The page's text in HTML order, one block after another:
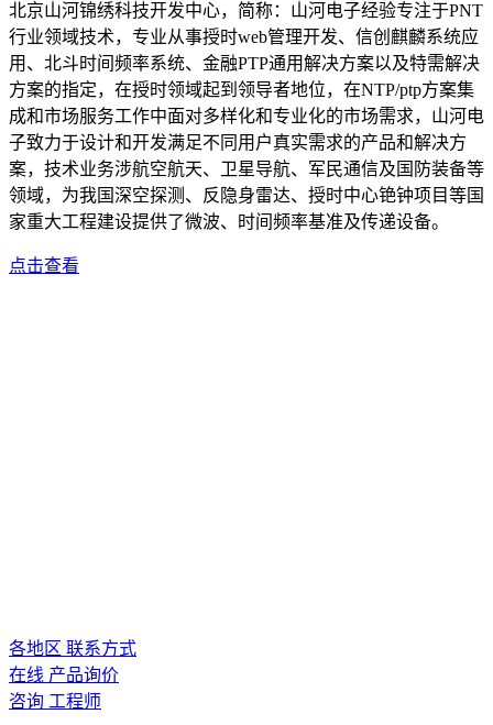
北京山河锦绣科技开发中心，简称：山河电子经验专注于PNT
行业领域技术，专业从事授时web管理开发、信创麒麟系统应
用、北斗时间频率系统、金融PTP通用解决方案以及特需解决
方案的指定，在授时领域起到领导者地位，在NTP/ptp方案集
成和市场服务工作中面对多样化和专业化的市场需求，山河电
子致力于设计和开发满足不同用户真实需求的产品和解决方
案，技术业务涉航空航天、卫星导航、军民通信及国防装备等
领域，为我国深空探测、反隐身雷达、授时中心铯钟项目等国
家重大工程建设提供了微波、时间频率基准及传递设备。
点击查看
各地区 联系方式
在线 产品询价
咨询 工程师